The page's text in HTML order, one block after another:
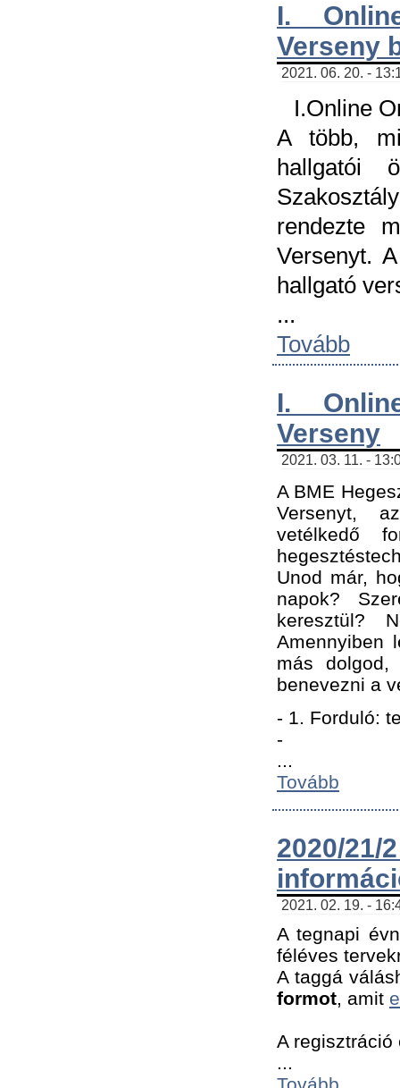
I.
Verseny
2021. 06. 20. -
I.Online
A több,
hallgatói
rendezte
Versenyt.
hallgató
...
Tovább
I.
Verseny
2021. 03. 11. -
A BME
Versenyt,
vetélkedő
Unod már,
napok?
keresztül?
Amennyiben
más
benevezni a
- 1. Forduló:
-
...
Tovább
2020/
2021. 02. 19. -
A tegnapi
féléves
A taggá
formot, amit
A
...